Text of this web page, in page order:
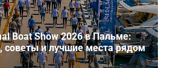
Boat Show 2026 в Пальме:
советы и лучшие места рядом